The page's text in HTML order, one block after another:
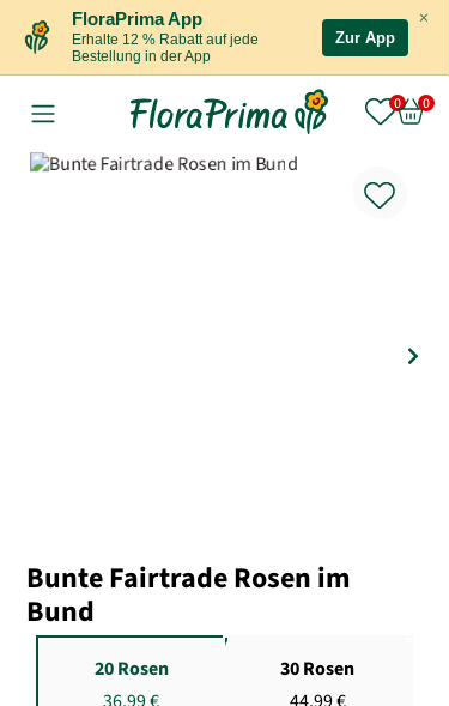
×
FloraPrima App
Erhalte 12 % Rabatt auf jede
Bestellung in der App
Zur App
Bunte Fairtrade Rosen im
Bund
20 Rosen
36,99 €
30 Rosen
44,99 €